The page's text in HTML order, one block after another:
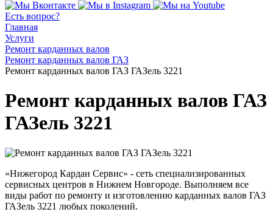
Есть вопрос?
Главная
Услуги
Ремонт карданных валов
Ремонт карданных валов ГАЗ
Ремонт карданных валов ГАЗ ГАЗель 3221
Ремонт карданных валов ГАЗ
ГАЗель 3221
«Нижегород Кардан Сервис» - сеть специализированных
сервисных центров в Нижнем Новгороде. Выполняем все
виды работ по ремонту и изготовлению карданных валов ГАЗ
ГАЗель 3221 любых поколений.